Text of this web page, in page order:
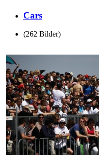
Cars
(262 Bilder)